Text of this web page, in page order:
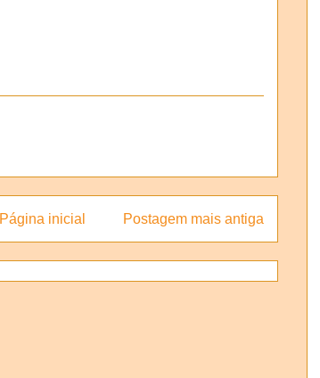
Postagem mais antiga
Página inicial